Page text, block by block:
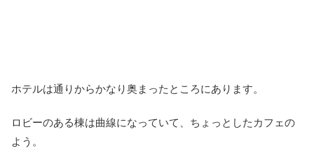
ホテルは通りからかなり奥まったところにあります。
ロビーのある棟は曲線になっていて、ちょっとしたカフェの
よう。